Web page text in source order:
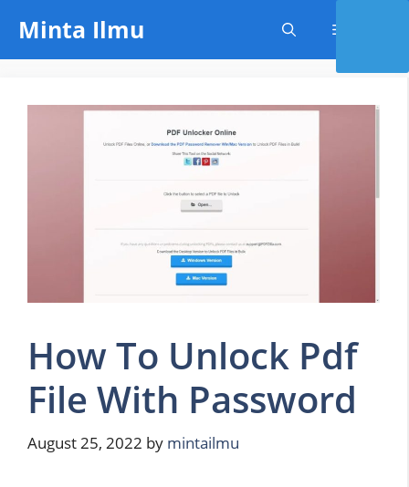
content
Minta Ilmu
How To Unlock Pdf
File With Password
August 25, 2022 by mintailmu